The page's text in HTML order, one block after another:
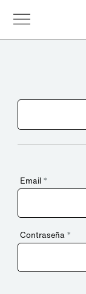
Email *
Contraseña *